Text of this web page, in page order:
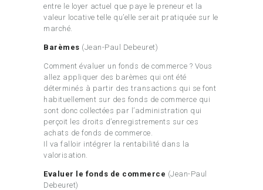
entre le loyer actuel que paye le preneur et la
valeur locative telle qu’elle serait pratiquée sur le
marché.
Barèmes (Jean-Paul Debeuret)
Comment évaluer un fonds de commerce ? Vous
allez appliquer des barèmes qui ont été
déterminés à partir des transactions qui se font
habituellement sur des fonds de commerce qui
sont donc collectées par l’administration qui
perçoit les droits d’enregistrements sur ces
achats de fonds de commerce.
Il va falloir intégrer la rentabilité dans la
valorisation.
Evaluer le fonds de commerce (Jean-Paul
Debeuret)